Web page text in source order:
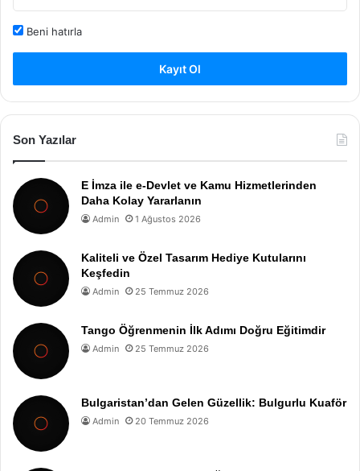
Beni hatırla
Kayıt Ol
Son Yazılar
E İmza ile e-Devlet ve Kamu Hizmetlerinden
Daha Kolay Yararlanın
Admin 1 Ağustos 2026
Kaliteli ve Özel Tasarım Hediye Kutularını
Keşfedin
Admin 25 Temmuz 2026
Tango Öğrenmenin İlk Adımı Doğru Eğitimdir
Admin 25 Temmuz 2026
Bulgaristan’dan Gelen Güzellik: Bulgurlu Kuaför
Admin 20 Temmuz 2026